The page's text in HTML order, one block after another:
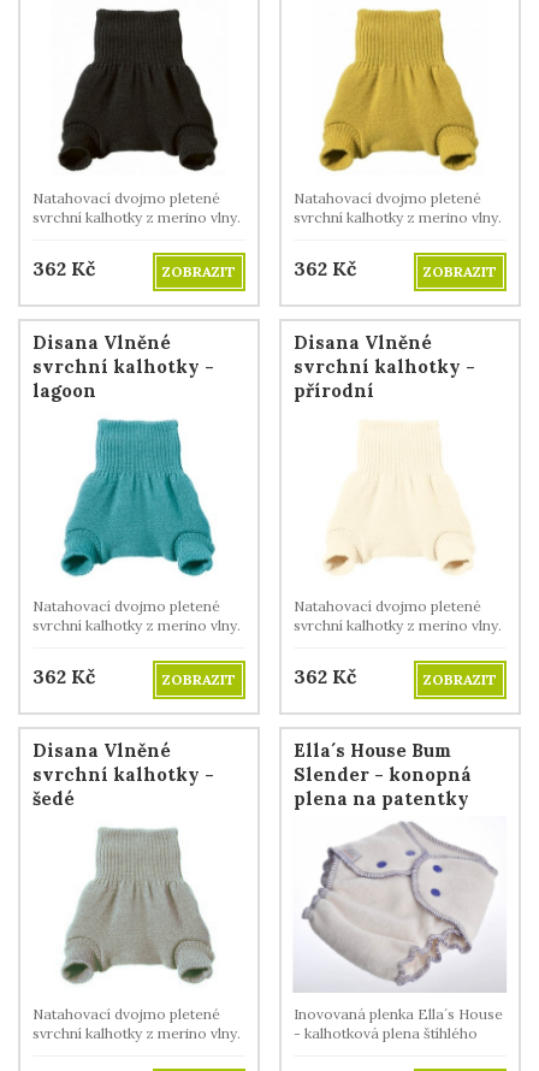
Natahovací dvojmo pletené
svrchní kalhotky z merino vlny.
362 Kč ZOBRAZIT
Natahovací dvojmo pletené
svrchní kalhotky z merino vlny.
362 Kč ZOBRAZIT
Disana Vlněné
svrchní kalhotky -
lagoon
Natahovací dvojmo pletené
svrchní kalhotky z merino vlny.
362 Kč ZOBRAZIT
Disana Vlněné
svrchní kalhotky -
přírodní
Natahovací dvojmo pletené
svrchní kalhotky z merino vlny.
362 Kč ZOBRAZIT
Disana Vlněné
svrchní kalhotky -
šedé
Natahovací dvojmo pletené
svrchní kalhotky z merino vlny.
Ella´s House Bum
Slender - konopná
plena na patentky
Inovovaná plenka Ella´s House
- kalhotková plena štíhlého